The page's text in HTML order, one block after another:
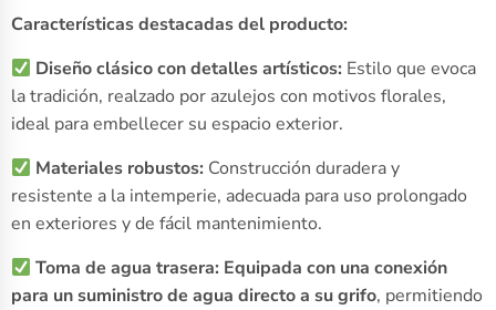
Características destacadas del producto:
Diseño clásico con detalles artísticos: Estilo que evoca
la tradición, realzado por azulejos con motivos florales,
ideal para embellecer su espacio exterior.
Materiales robustos: Construcción duradera y
resistente a la intemperie, adecuada para uso prolongado
en exteriores y de fácil mantenimiento.
Toma de agua trasera: Equipada con una conexión
para un suministro de agua directo a su grifo, permitiendo